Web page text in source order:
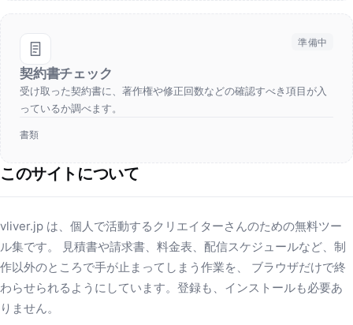
準備中
契約書チェック
受け取った契約書に、著作権や修正回数などの確認すべき項目が入
っているか調べます。
書類
このサイトについて
vliver.jp は、個人で活動するクリエイターさんのための無料ツー
ル集です。 見積書や請求書、料金表、配信スケジュールなど、制
作以外のところで手が止まってしまう作業を、 ブラウザだけで終
わらせられるようにしています。登録も、インストールも必要あ
りません。